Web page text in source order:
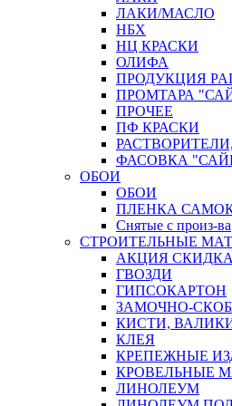
ЛАКИ/МАСЛО
НБХ
НЦ КРАСКИ
ОЛИФА
ПРОДУКЦИЯ
ПРОМТАРА
ПРОЧЕЕ
ПФ КРАСКИ
ФАСОВКА
ОБОИ
ОБОИ
ПЛЕНКА
Снятые с произ-ва
СТРОИТЕЛЬНЫЕ
АКЦИЯ СКИДКА
ГВОЗДИ
ГИПСОКАРТОН
ЗАМОЧНО-
КИСТИ,
КЛЕЯ
КРЕПЕЖНЫЕ
КРОВЕЛЬНЫЕ
ЛИНОЛЕУМ